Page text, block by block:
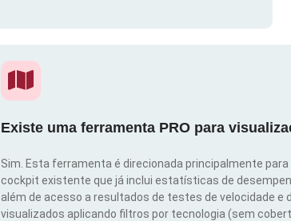
Existe uma ferramenta PRO para
Sim. Esta ferramenta é direcionada principalmente
cockpit existente que já inclui estatísticas de
além de acesso a resultados de testes de velocidade e
visualizados aplicando filtros por tecnologia (sem